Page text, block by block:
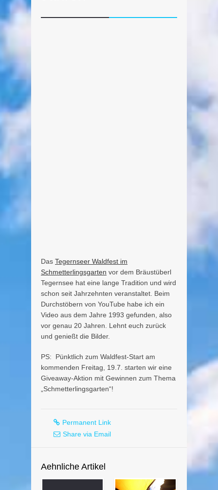
Das Tegernseer Waldfest im
Schmetterlingsgarten vor dem Bräustüberl
Tegernsee hat eine lange Tradition und wird
schon seit Jahrzehnten veranstaltet. Beim
Durchstöbern von YouTube habe ich ein
Video aus dem Jahre 1993 gefunden, also
vor genau 20 Jahren. Lehnt euch zurück
und genießt die Bilder.
PS: Pünktlich zum Waldfest-Start am
kommenden Freitag, 19.7. starten wir eine
Giveaway-Aktion mit Gewinnen zum Thema
„Schmetterlingsgarten“!
Permanent Link
Share via Email
Aehnliche Artikel